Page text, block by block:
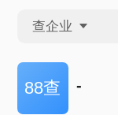
查企业
查企业
88查 -